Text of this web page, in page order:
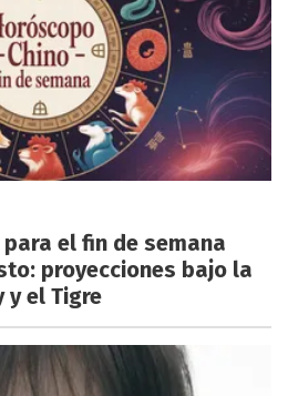
el fin de semana
proyecciones bajo la
y el Tigre